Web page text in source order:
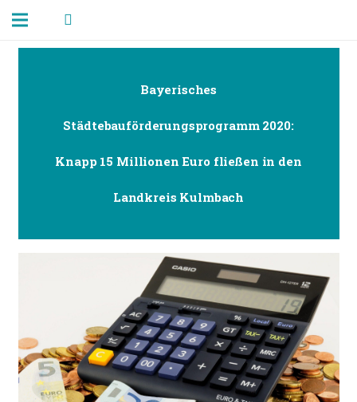
Bayerisches
Städtebauförderungsprogramm 2020:
Knapp 15 Millionen Euro fließen in den
Landkreis Kulmbach